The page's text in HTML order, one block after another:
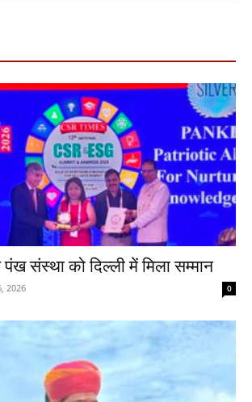
पंख संस्था को दिल्ली में मिला सम्मान
2026 0